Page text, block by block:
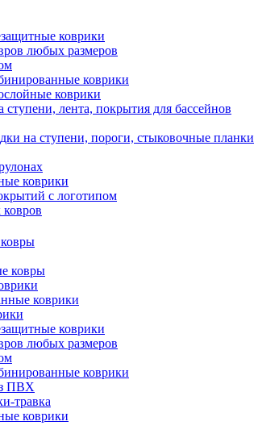
коврики
любых размеров
коврики
коврики
лента, покрытия для бассейнов
на ступени, пороги, стыковочные планки
коврики
с логотипом
ковры
коврики
коврики
любых размеров
коврики
ПВХ
травка
коврики